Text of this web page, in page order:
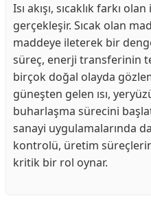
Isı akışı, sıcaklık farkı
gerçekleşir. Sıcak olan
maddeye ileterek bir
süreç, enerji transferinin
birçok doğal olayda
güneşten gelen ısı,
buharlaşma sürecini
sanayi uygulamalarında
kontrolü, üretim
kritik bir rol oynar.